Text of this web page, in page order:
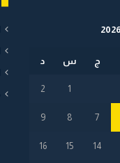
ج س د
1
2
7
8
9
14
15
16